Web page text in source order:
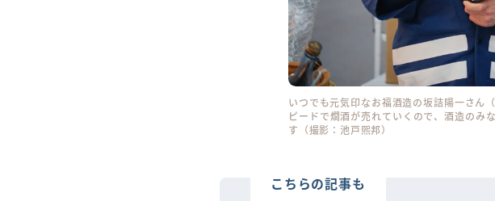
いつでも元気印なお福酒造の坂詰陽一さん
ピードで燗酒が売れていくので、酒造のみ
す（撮影：池戸煕邦）
こちらの記事も